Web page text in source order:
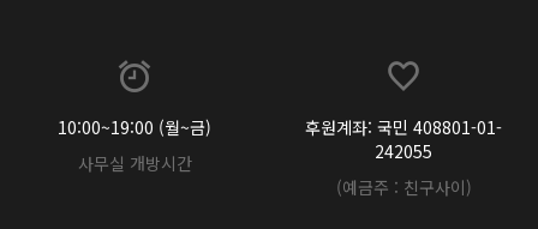
10:00~19:00 (월~금)
사무실 개방시간
후원계좌: 국민 408801-01-
242055
(예금주 : 친구사이)